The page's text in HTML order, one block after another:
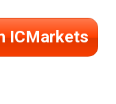
ICMarkets